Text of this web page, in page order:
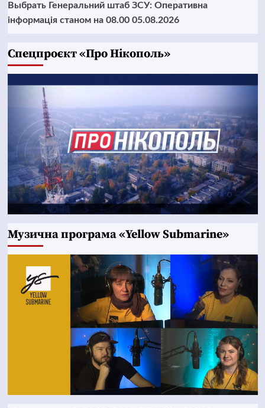
Выбрать Генеральний штаб ЗСУ: Оперативна
інформація станом на 08.00 05.08.2026
Cпецпроєкт «Про Нікополь»
Музична програма «Yellow Submarine»